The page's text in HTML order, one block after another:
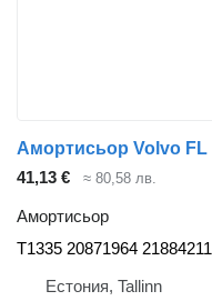
41,13 € ≈ 80,58 лв.
Амортисьор
T1335 20871964 21884211
Естония, Tallinn